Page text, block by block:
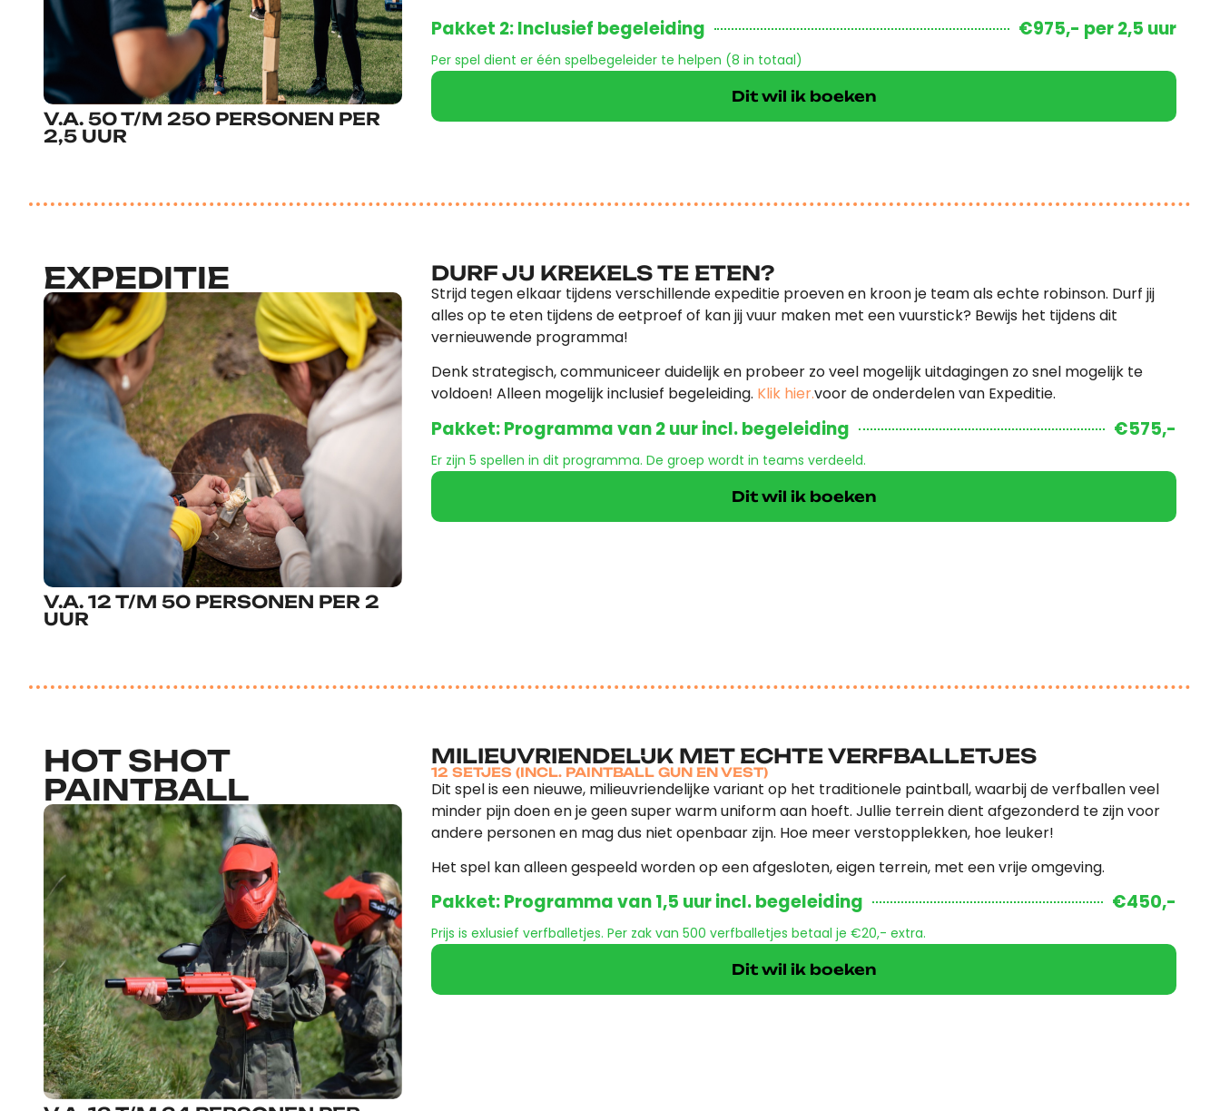
V.A. 50 T/M 250 PERSONEN PER
2,5 UUR
Pakket 2: Inclusief begeleiding €975,- per 2,5 uur
Per spel dient er één spelbegeleider te helpen (8 in totaal)
Dit wil ik boeken
EXPEDITIE
V.A. 12 T/M 50 PERSONEN PER 2
UUR
DURF JIJ KREKELS TE ETEN?
Strijd tegen elkaar tijdens verschillende expeditie proeven en kroon je team als echte robinson. Durf jij
alles op te eten tijdens de eetproef of kan jij vuur maken met een vuurstick? Bewijs het tijdens dit
vernieuwende programma!
Denk strategisch, communiceer duidelijk en probeer zo veel mogelijk uitdagingen zo snel mogelijk te
voldoen! Alleen mogelijk inclusief begeleiding. Klik hier.voor de onderdelen van Expeditie.
Pakket: Programma van 2 uur incl. begeleiding €575,-
Er zijn 5 spellen in dit programma. De groep wordt in teams verdeeld.
Dit wil ik boeken
HOT SHOT
PAINTBALL
MILIEUVRIENDELIJK MET ECHTE VERFBALLETJES
12 SETJES (INCL. PAINTBALL GUN EN VEST)
Dit spel is een nieuwe, milieuvriendelijke variant op het traditionele paintball, waarbij de verfballen veel
minder pijn doen en je geen super warm uniform aan hoeft. Jullie terrein dient afgezonderd te zijn voor
andere personen en mag dus niet openbaar zijn. Hoe meer verstopplekken, hoe leuker!
Het spel kan alleen gespeeld worden op een afgesloten, eigen terrein, met een vrije omgeving.
Pakket: Programma van 1,5 uur incl. begeleiding €450,-
Prijs is exlusief verfballetjes. Per zak van 500 verfballetjes betaal je €20,- extra.
Dit wil ik boeken